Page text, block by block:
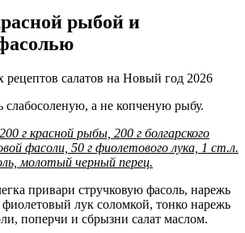
рыбой и
слабосоленую, а не копченую рыбу.
200 г красной рыбы, 200 г болгарского
фасоли, 50 г фиолетового лука, 1 ст.л.
молотый черный перец.
привари стручковую фасоль, нарежь
лук соломкой, тонко нарежь
поперчи и сбрызни салат маслом.